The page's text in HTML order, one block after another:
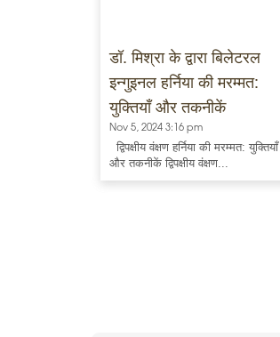
डॉ. मिश्रा के द्वारा बिलेटरल
इन्गुइनल हर्निया की मरम्मत:
युक्तियाँ और तकनीकें
Nov 5, 2024 3:16 pm
द्विपक्षीय वंक्षण हर्निया की मरम्मत: युक्तियाँ
और तकनीकें द्विपक्षीय वंक्षण...